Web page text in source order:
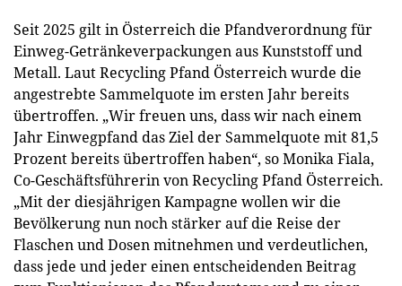
Seit 2025 gilt in Österreich die Pfandverordnung für
Einweg-Getränkeverpackungen aus Kunststoff und
Metall. Laut Recycling Pfand Österreich wurde die
angestrebte Sammelquote im ersten Jahr bereits
übertroffen. „Wir freuen uns, dass wir nach einem
Jahr Einwegpfand das Ziel der Sammelquote mit 81,5
Prozent bereits übertroffen haben“, so Monika Fiala,
Co-Geschäftsführerin von Recycling Pfand Österreich.
„Mit der diesjährigen Kampagne wollen wir die
Bevölkerung nun noch stärker auf die Reise der
Flaschen und Dosen mitnehmen und verdeutlichen,
dass jede und jeder einen entscheidenden Beitrag